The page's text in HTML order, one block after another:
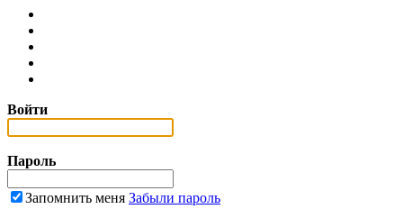
Войти
Пароль
Запомнить меня Забыли пароль